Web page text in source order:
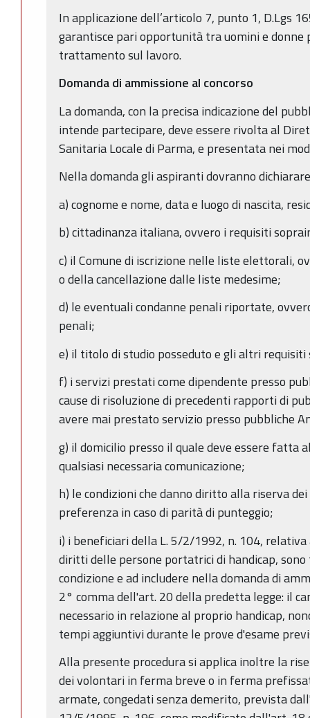
In applicazione dell’articolo 7, punto 1, D.Lgs
garantisce pari opportunità tra uomini e donne
trattamento sul lavoro.
Domanda di ammissione al concorso
La domanda, con la precisa indicazione del
intende partecipare, deve essere rivolta al
Sanitaria Locale di Parma, e presentata nei
Nella domanda gli aspiranti dovranno
a) cognome e nome, data e luogo di nascita,
b) cittadinanza italiana, ovvero i requisiti
c) il Comune di iscrizione nelle liste elettorali,
o della cancellazione dalle liste medesime;
d) le eventuali condanne penali riportate,
penali;
e) il titolo di studio posseduto e gli altri
f) i servizi prestati come dipendente presso
cause di risoluzione di precedenti rapporti di
avere mai prestato servizio presso pubbliche
g) il domicilio presso il quale deve essere fatta
qualsiasi necessaria comunicazione;
h) le condizioni che danno diritto alla riserva
preferenza in caso di parità di punteggio;
i) i beneficiari della L. 5/2/1992, n. 104,
diritti delle persone portatrici di handicap,
condizione e ad includere nella domanda di
2° comma dell'art. 20 della predetta legge: il
necessario in relazione al proprio handicap,
tempi aggiuntivi durante le prove d'esame
Alla presente procedura si applica inoltre la
dei volontari in ferma breve o in ferma
armate, congedati senza demerito, prevista